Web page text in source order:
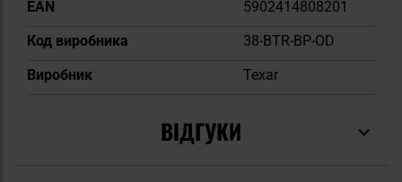
EAN
5902414808201
Код виробника
38-BTR-BP-OD
Виробник
Texar
ВІДГУКИ